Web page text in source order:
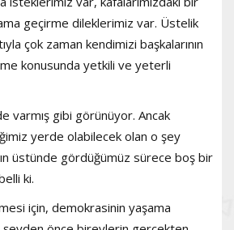
geçirme dileklerimiz var. Üstelik
çok zaman kendimizi başkalarının
konusunda yetkili ve yeterli
varmış gibi görünüyor. Ancak
yerde olabilecek olan o şey
üstünde gördüğümüz sürece boş bir
ki.
için, demokrasinin yaşama